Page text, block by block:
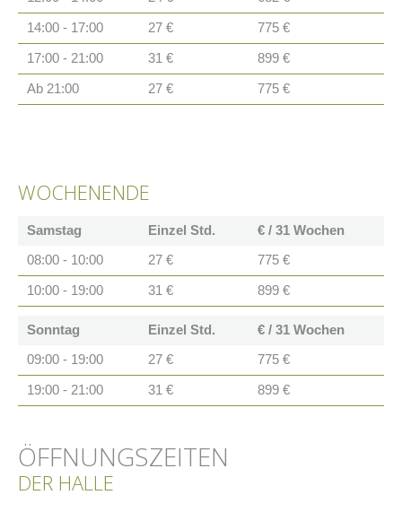
14:00 - 17:00 27 € 775 €
17:00 - 21:00 31 € 899 €
Ab 21:00 27 € 775 €
WOCHENENDE
Samstag Einzel Std. € / 31 Wochen
08:00 - 10:00 27 € 775 €
10:00 - 19:00 31 € 899 €
Sonntag Einzel Std. € / 31 Wochen
09:00 - 19:00 27 € 775 €
19:00 - 21:00 31 € 899 €
ÖFFNUNGSZEITEN
DER HALLE